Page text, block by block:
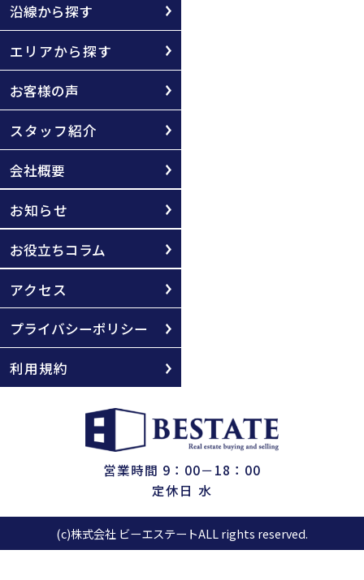
沿線から探す
エリアから探す
お客様の声
スタッフ紹介
会社概要
お知らせ
お役立ちコラム
アクセス
プライバシーポリシー
利用規約
営業時間 9：00－18：00
定休日 水
(c)株式会社 ビーエステートALL rights reserved.